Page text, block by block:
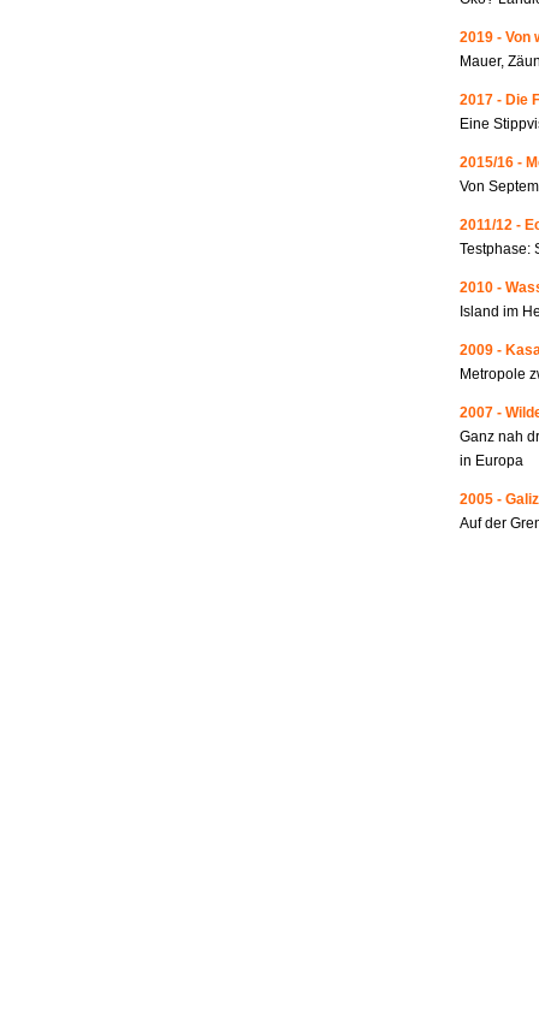
2019 - Von
Mauer,
2017 - Die
Eine
2015/16 -
Von
2011/12 -
Testphase:
2010 -
Island im
2009 -
Metropole
2007 -
Ganz nah
in Europa
2005 -
Auf der